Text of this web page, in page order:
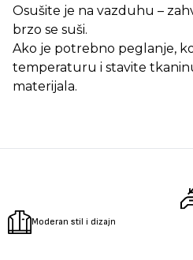
Osušite je na vazduhu –
brzo se suši.
Ako je potrebno peglanje,
temperaturu i stavite
materijala.
Moderan stil i dizajn